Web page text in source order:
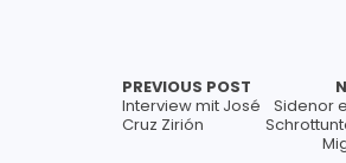
PREVIOUS POST
Interview mit José
Cruz Zirión
Sidenor